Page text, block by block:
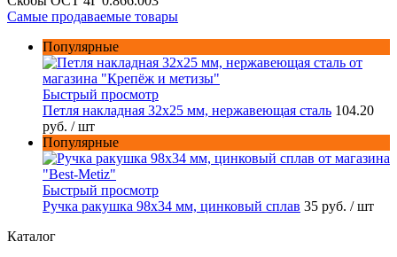
Самые продаваемые товары
Популярные
Быстрый просмотр
Петля накладная 32х25 мм, нержавеющая сталь 104.20
руб. / шт
Популярные
Быстрый просмотр
Ручка ракушка 98x34 мм, цинковый сплав 35 руб. / шт
Каталог